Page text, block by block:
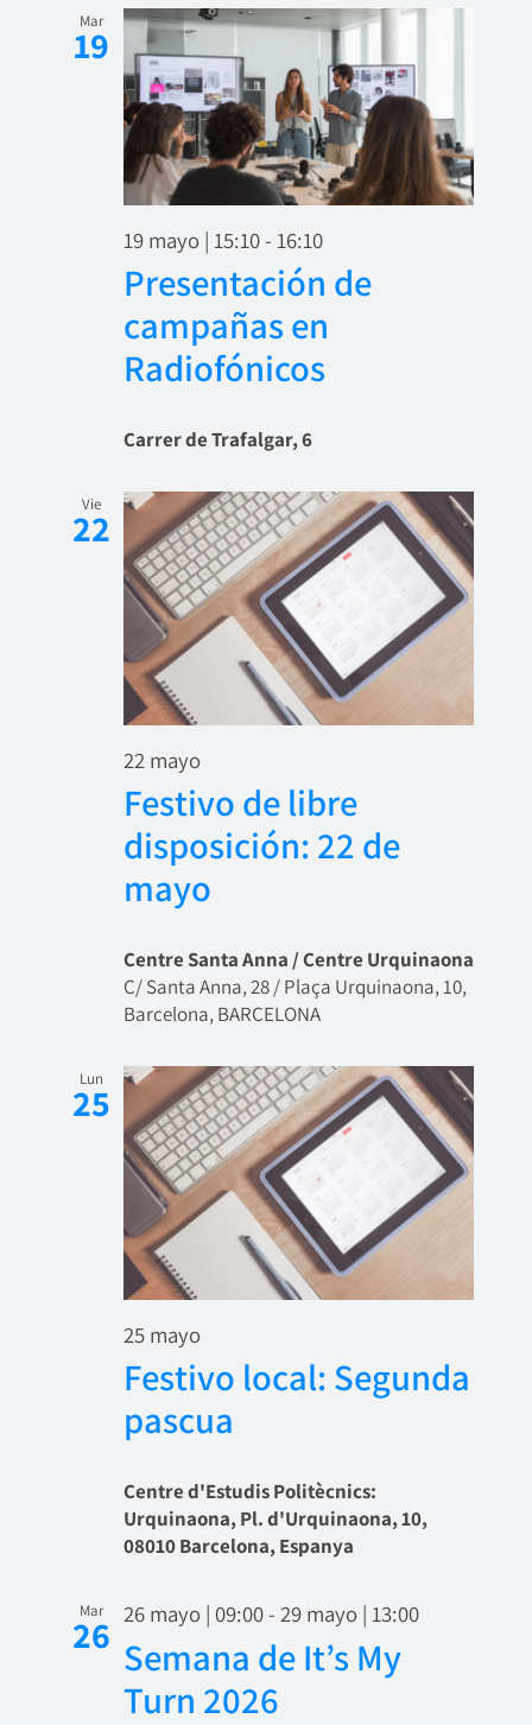
Mar
19
19 mayo | 15:10- 16:10
Presentación de
campañas en
Radiofónicos
Carrer de Trafalgar, 6
Vie
22
22 mayo
Festivo de libre
disposición: 22 de
mayo
Centre Santa Anna / Centre Urquinaona
C/ Santa Anna, 28 / Plaça Urquinaona, 10,
Barcelona, BARCELONA
Lun
25
25 mayo
Festivo local: Segunda
pascua
Centre d'Estudis Politècnics:
Urquinaona, Pl. d'Urquinaona, 10,
08010 Barcelona, Espanya
Mar
26 26 mayo | 09:00- 29 mayo | 13:00
Semana de It’s My
Turn 2026